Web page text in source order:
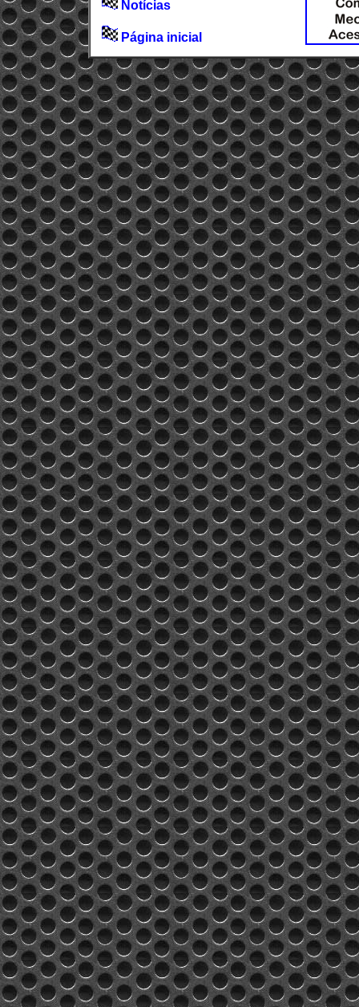
Notícias
Página inicial